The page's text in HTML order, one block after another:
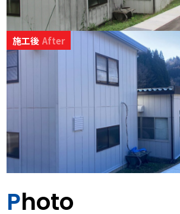
施工後 After
Photo